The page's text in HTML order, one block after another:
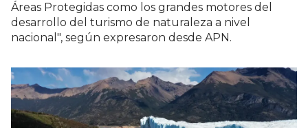
Áreas Protegidas como los grandes motores del
desarrollo del turismo de naturaleza a nivel
nacional", según expresaron desde APN.